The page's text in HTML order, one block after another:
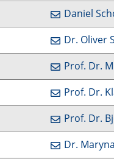
Daniel
Dr. Oliver
Prof. Dr.
Prof. Dr.
Prof. Dr.
Dr.